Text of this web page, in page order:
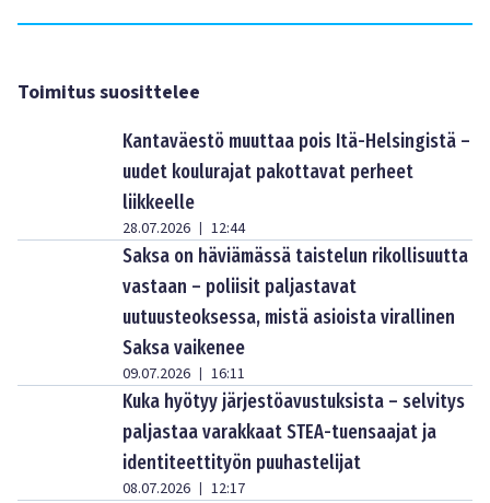
Toimitus suosittelee
Kantaväestö muuttaa pois Itä-Helsingistä –
uudet koulurajat pakottavat perheet
liikkeelle
28.07.2026 | 12:44
Saksa on häviämässä taistelun rikollisuutta
vastaan – poliisit paljastavat
uutuusteoksessa, mistä asioista virallinen
Saksa vaikenee
09.07.2026 | 16:11
Kuka hyötyy järjestöavustuksista – selvitys
paljastaa varakkaat STEA-tuensaajat ja
identiteettityön puuhastelijat
08.07.2026 | 12:17